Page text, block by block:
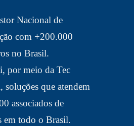
Nacional de
com +200.000
no Brasil.
por meio da Tec
soluções que atendem
associados de
em todo o Brasil.